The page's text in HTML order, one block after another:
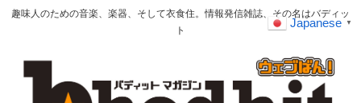
趣味人のための音楽、楽器、そして衣食住。情報発信雑誌、その名はバディッ
ト
Japanese ▼